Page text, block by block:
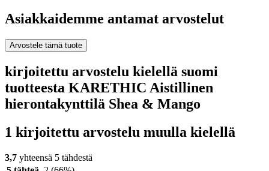
Asiakkaidemme antamat arvostelut
Arvostele tämä tuote
kirjoitettu arvostelu kielellä suomi
tuotteesta KARETHIC Aistillinen
hierontakynttilä Shea & Mango
1 kirjoitettu arvostelu muulla kielellä
3,7 yhteensä 5 tähdestä